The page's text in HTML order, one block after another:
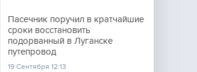
Пасечник поручил в кратчайшие
сроки восстановить
подорванный в Луганске
путепровод
19 Сентября 12:13